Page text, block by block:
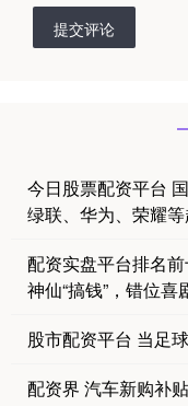
提交评论
今日股票配资平台
绿联、华为、荣耀
配资实盘平台排名
神仙“搞钱”，错位喜
股市配资平台 当足
配资界 汽车新购补